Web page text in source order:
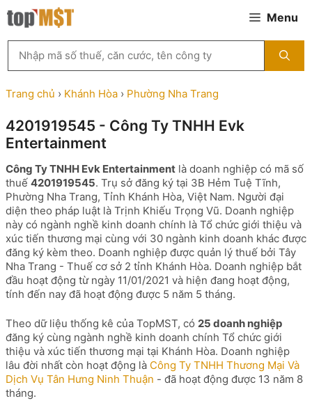
Chuyển
đến
Menu
kiếm
MST
theo
tên
ty,
người
diện
hoặc
mã
số
thuế
...
Trang chủ › Khánh Hòa › Phường Nha Trang
4201919545 - Công Ty TNHH Evk
Entertainment
Công Ty TNHH Evk Entertainment là doanh nghiệp có mã số
thuế 4201919545. Trụ sở đăng ký tại 3B Hẻm Tuệ Tĩnh,
Phường Nha Trang, Tỉnh Khánh Hòa, Việt Nam. Người đại
diện theo pháp luật là Trịnh Khiếu Trọng Vũ. Doanh nghiệp
này có ngành nghề kinh doanh chính là Tổ chức giới thiệu và
xúc tiến thương mại cùng với 30 ngành kinh doanh khác được
đăng ký kèm theo. Doanh nghiệp được quản lý thuế bởi Tây
Nha Trang - Thuế cơ sở 2 tỉnh Khánh Hòa. Doanh nghiệp bắt
đầu hoạt động từ ngày 11/01/2021 và hiện đang hoạt động,
tính đến nay đã hoạt động được 5 năm 5 tháng.
Theo dữ liệu thống kê của TopMST, có 25 doanh nghiệp
đăng ký cùng ngành nghề kinh doanh chính Tổ chức giới
thiệu và xúc tiến thương mại tại Khánh Hòa. Doanh nghiệp
lâu đời nhất còn hoạt động là Công Ty TNHH Thương Mại Và
Dịch Vụ Tân Hưng Ninh Thuận - đã hoạt động được 13 năm 8
tháng.